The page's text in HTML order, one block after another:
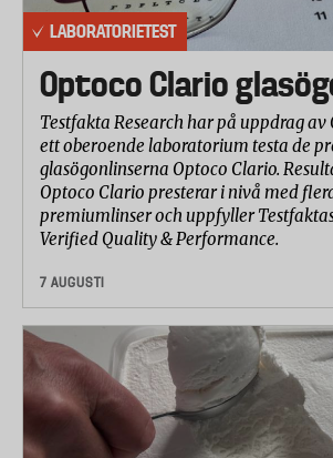
LABORATORIETEST
Optoco Clario
Testfakta Research har på uppdrag
ett oberoende laboratorium testa de
glasögonlinserna Optoco Clario.
Optoco Clario presterar i nivå med
premiumlinser och uppfyller
Verified Quality & Performance.
7 AUGUSTI